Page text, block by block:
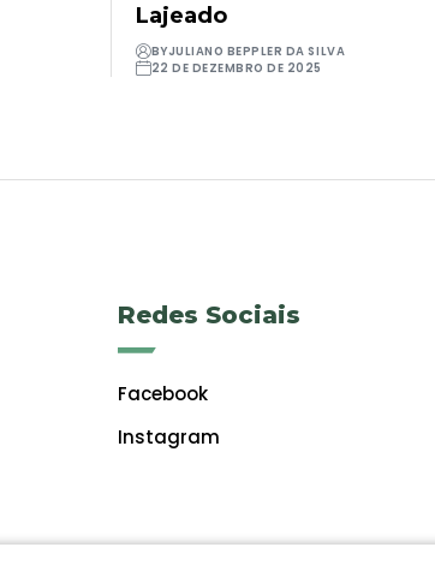
Lajeado
BYJULIANO BEPPLER DA SILVA
22 DE DEZEMBRO DE 2025
Redes Sociais
Facebook
Instagram